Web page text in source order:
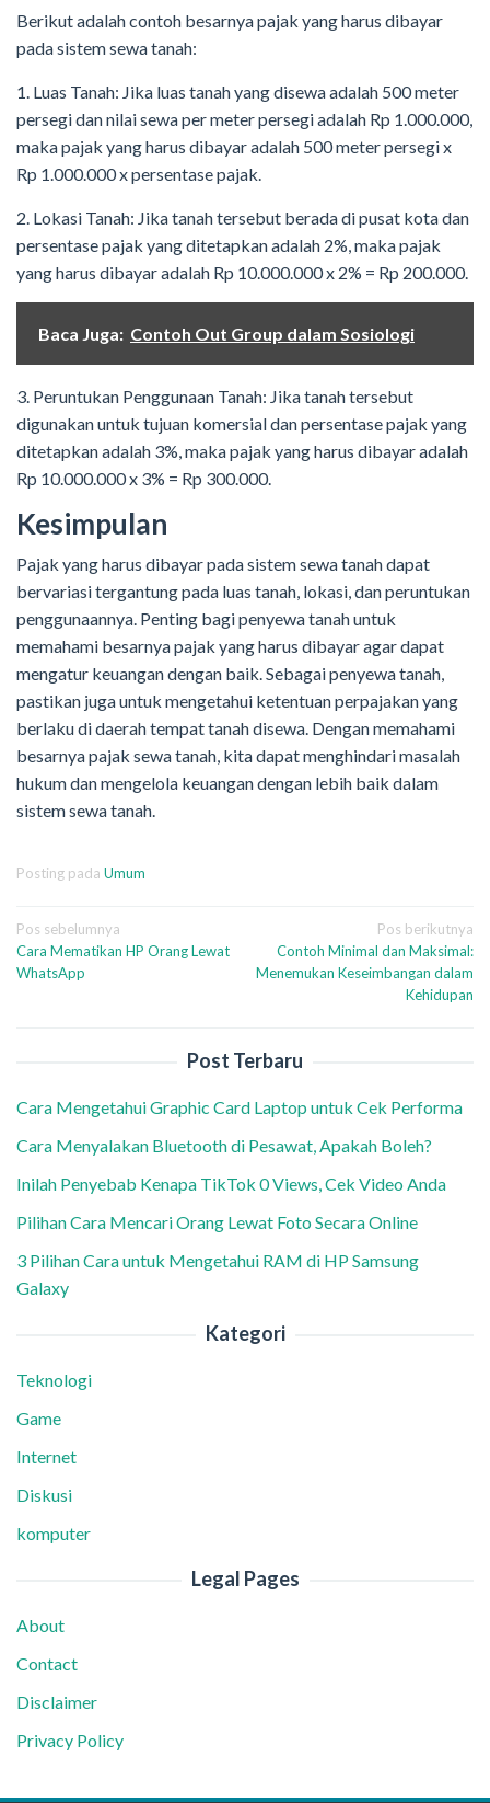
Berikut adalah contoh besarnya pajak yang harus dibayar
pada sistem sewa tanah:
1. Luas Tanah: Jika luas tanah yang disewa adalah 500 meter
persegi dan nilai sewa per meter persegi adalah Rp 1.000.000,
maka pajak yang harus dibayar adalah 500 meter persegi x
Rp 1.000.000 x persentase pajak.
2. Lokasi Tanah: Jika tanah tersebut berada di pusat kota dan
persentase pajak yang ditetapkan adalah 2%, maka pajak
yang harus dibayar adalah Rp 10.000.000 x 2% = Rp 200.000.
Baca Juga: Contoh Out Group dalam Sosiologi
3. Peruntukan Penggunaan Tanah: Jika tanah tersebut
digunakan untuk tujuan komersial dan persentase pajak yang
ditetapkan adalah 3%, maka pajak yang harus dibayar adalah
Rp 10.000.000 x 3% = Rp 300.000.
Kesimpulan
Pajak yang harus dibayar pada sistem sewa tanah dapat
bervariasi tergantung pada luas tanah, lokasi, dan peruntukan
penggunaannya. Penting bagi penyewa tanah untuk
memahami besarnya pajak yang harus dibayar agar dapat
mengatur keuangan dengan baik. Sebagai penyewa tanah,
pastikan juga untuk mengetahui ketentuan perpajakan yang
berlaku di daerah tempat tanah disewa. Dengan memahami
besarnya pajak sewa tanah, kita dapat menghindari masalah
hukum dan mengelola keuangan dengan lebih baik dalam
sistem sewa tanah.
Posting pada Umum
Navigasi
pos
Pos sebelumnya
Cara Mematikan HP Orang Lewat
WhatsApp
Pos berikutnya
Contoh Minimal dan Maksimal:
Menemukan Keseimbangan dalam
Kehidupan
Post Terbaru
Cara Mengetahui Graphic Card Laptop untuk Cek Performa
Cara Menyalakan Bluetooth di Pesawat, Apakah Boleh?
Inilah Penyebab Kenapa TikTok 0 Views, Cek Video Anda
Pilihan Cara Mencari Orang Lewat Foto Secara Online
3 Pilihan Cara untuk Mengetahui RAM di HP Samsung
Galaxy
Kategori
Teknologi
Game
Internet
Diskusi
komputer
Legal Pages
About
Contact
Disclaimer
Privacy Policy